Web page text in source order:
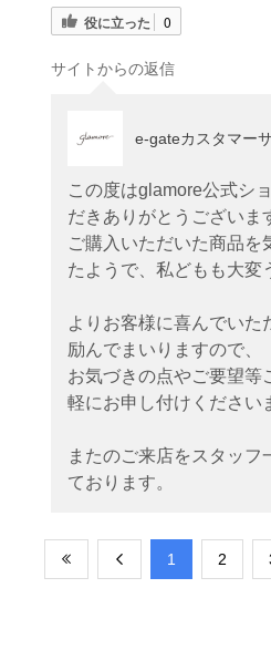
役に立った 0
サイトからの返信
e-gateカスタマー
この度はglamore公式シ
だきありがとうございま
ご購入いただいた商品を
たようで、私どもも大変
よりお客様に喜んでいた
励んでまいりますので、
お気づきの点やご要望等
軽にお申し付けください
またのご来店をスタッフ
ております。
​1 ​2